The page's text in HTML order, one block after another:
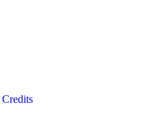
Credits